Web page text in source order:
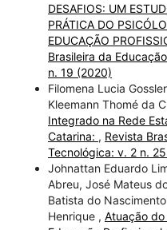
DESAFIOS: UM
PRÁTICA DO
EDUCAÇÃO
Brasileira da
n. 19 (2020)
Filomena Lucia
Kleemann Thomé da
Integrado na Rede
Catarina: , Revista
Tecnológica: v. 2 n.
Johnattan Eduardo
Abreu, José Mateus
Batista do
Henrique , Atuação